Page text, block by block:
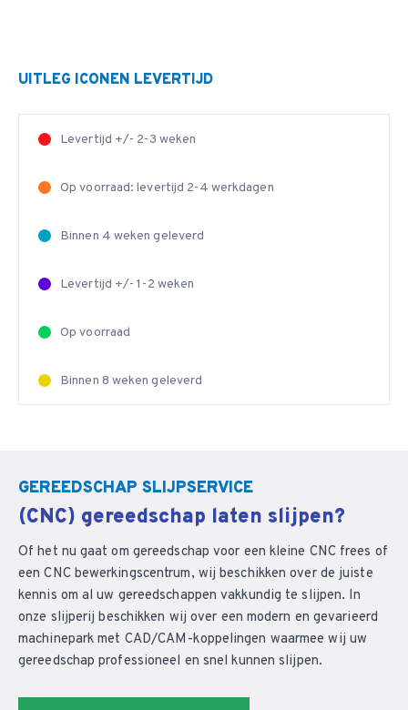
UITLEG ICONEN LEVERTIJD
Levertijd +/- 2-3 weken
Op voorraad: levertijd 2-4 werkdagen
Binnen 4 weken geleverd
Levertijd +/- 1-2 weken
Op voorraad
Binnen 8 weken geleverd
GEREEDSCHAP SLIJPSERVICE
(CNC) gereedschap laten slijpen?
Of het nu gaat om gereedschap voor een kleine CNC frees of
een CNC bewerkingscentrum, wij beschikken over de juiste
kennis om al uw gereedschappen vakkundig te slijpen. In
onze slijperij beschikken wij over een modern en gevarieerd
machinepark met CAD/CAM-koppelingen waarmee wij uw
gereedschap professioneel en snel kunnen slijpen.